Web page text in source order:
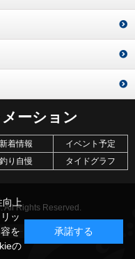
ーション
新着情報
イベント予定
釣り自慢
タイドグラフ
All Rights Reserved.
向上
ッ
を
の
承諾する